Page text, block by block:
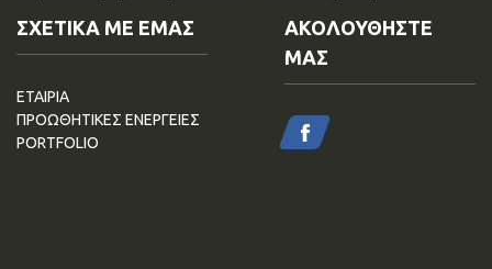
ΣΧΕΤΙΚΑ ΜΕ ΕΜΑΣ
ΕΤΑΙΡΙΑ
ΠΡΟΩΘΗΤΙΚΕΣ ΕΝΕΡΓΕΙΕΣ
PORTFOLIO
ΑΚΟΛΟΥΘΗΣΤΕ
ΜΑΣ